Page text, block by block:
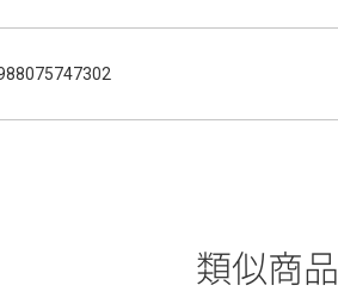
類似商品